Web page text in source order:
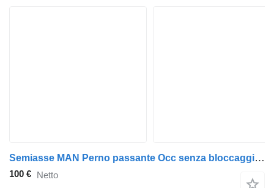
Semiasse MAN Perno passante Occ senza bloccaggio 81355020146 per camion
100 € Netto